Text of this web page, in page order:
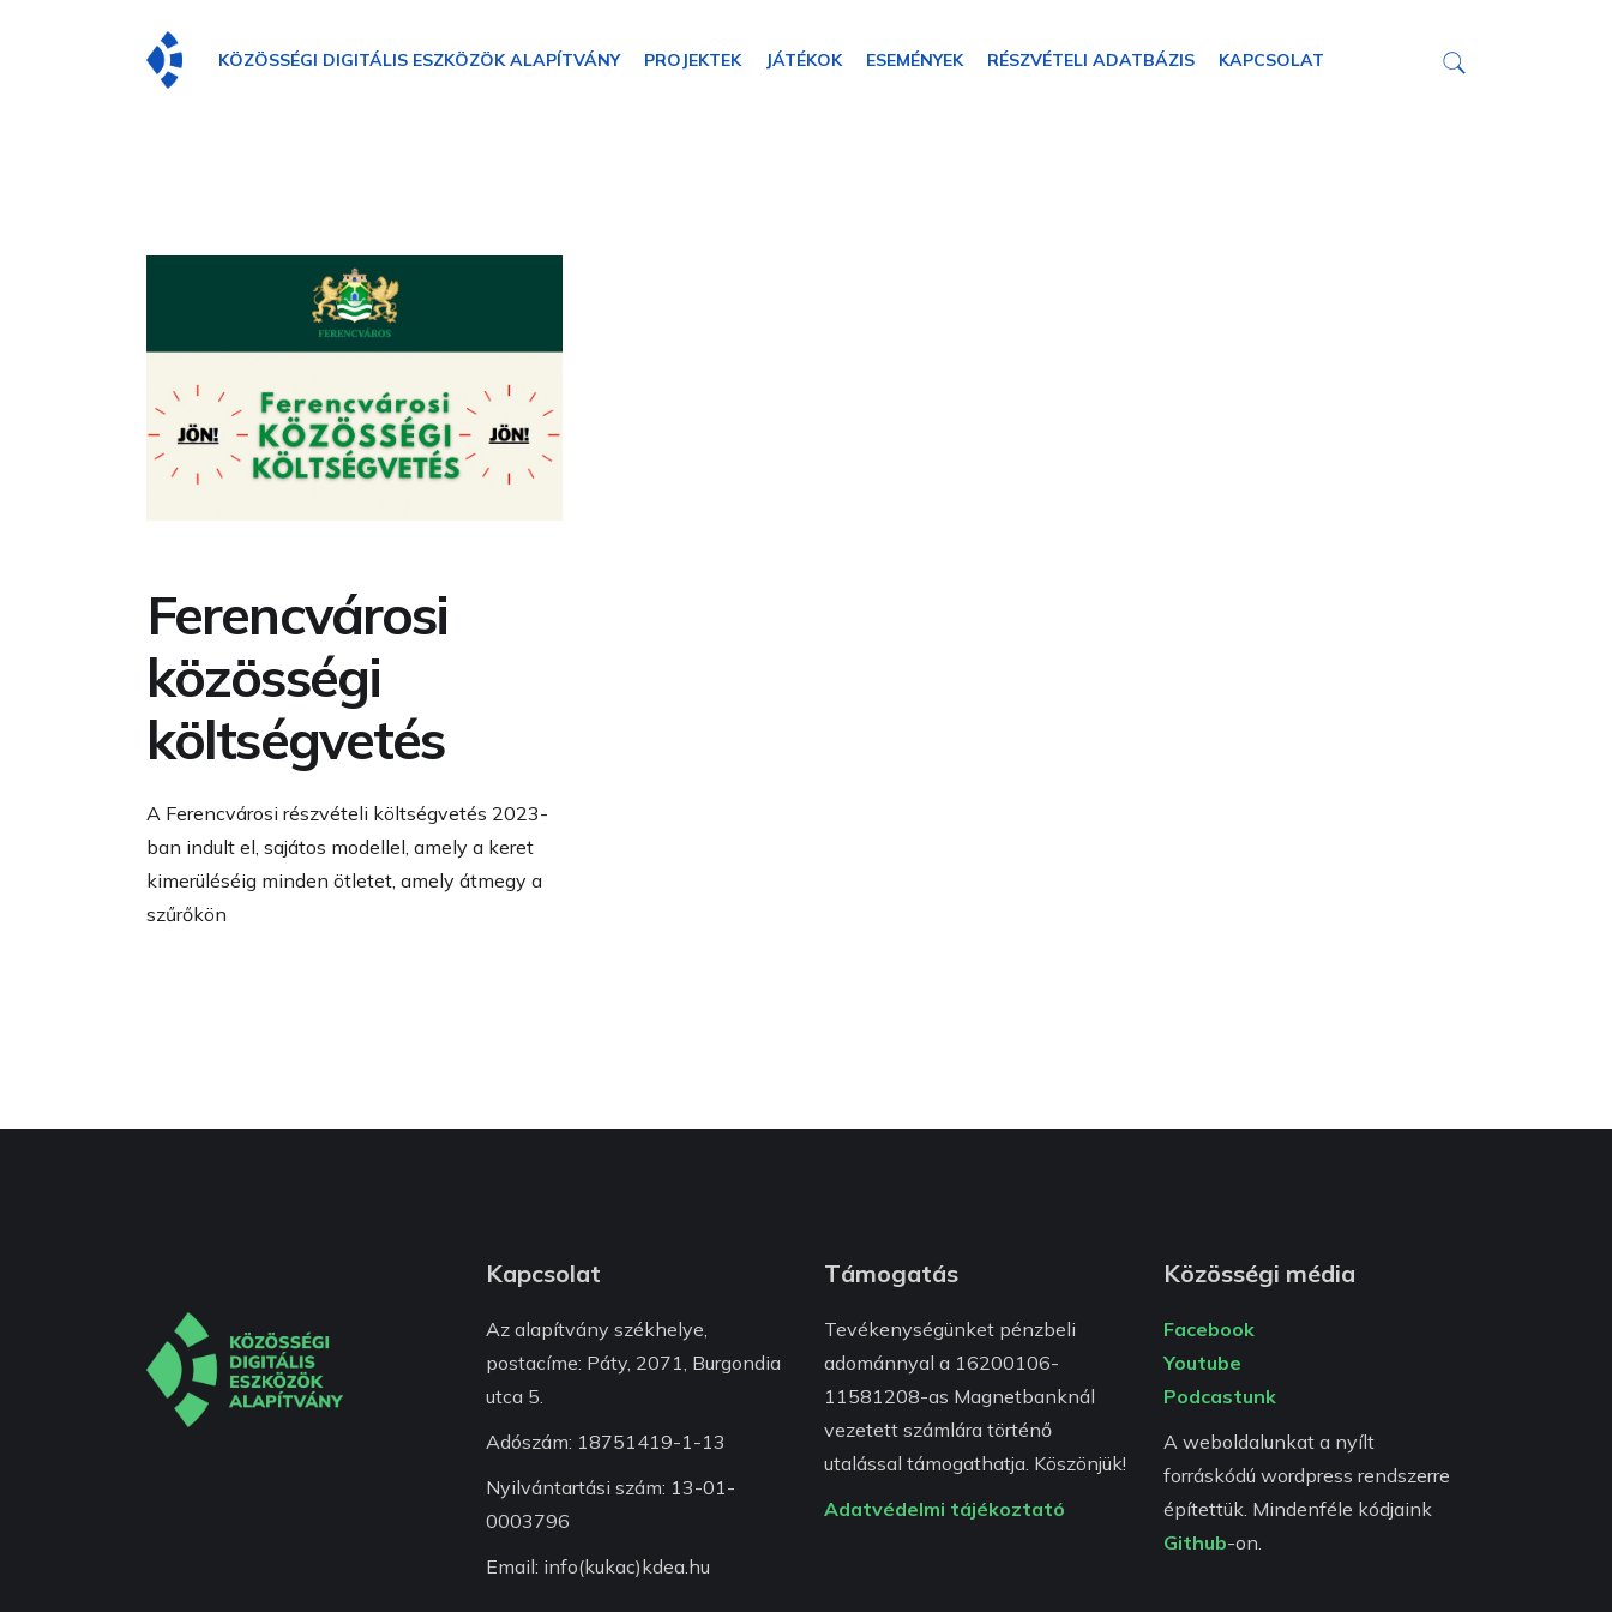
KÖZÖSSÉGI DIGITÁLIS ESZKÖZÖK ALAPÍTVÁNY PROJEKTEK JÁTÉKOK ESEMÉNYEK RÉSZVÉTELI ADATBÁZIS KAPCSOLAT
Ferencvárosi
közösségi
költségvetés
A Ferencvárosi részvételi költségvetés 2023-
ban indult el, sajátos modellel, amely a keret
kimerüléséig minden ötletet, amely átmegy a
szűrőkön
Kapcsolat
Az alapítvány székhelye,
postacíme: Páty, 2071, Burgondia
utca 5.
Adószám: 18751419-1-13
Nyilvántartási szám: 13-01-
0003796
Email: info(kukac)kdea.hu
Támogatás
Tevékenységünket pénzbeli
adománnyal a 16200106-
11581208-as Magnetbanknál
vezetett számlára történő
utalással támogathatja. Köszönjük!
Adatvédelmi tájékoztató
Közösségi média
Facebook
Youtube
Podcastunk
A weboldalunkat a nyílt
forráskódú wordpress rendszerre
építettük. Mindenféle kódjaink
Github-on.